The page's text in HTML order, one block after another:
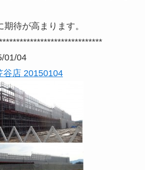
待が高まります。
04